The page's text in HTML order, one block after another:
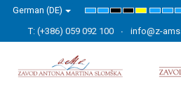
German (DE)
Default
NightHigh
Black
High
Black
Yellow
High
Yellow
Black
Set
Font
Set
T: (+386) 059 092 100 info@z-